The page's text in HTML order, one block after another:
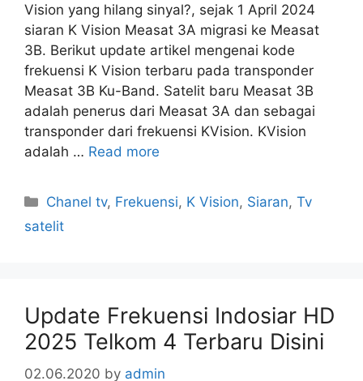
Vision yang hilang sinyal?, sejak 1 April 2024
siaran K Vision Measat 3A migrasi ke Measat
3B. Berikut update artikel mengenai kode
frekuensi K Vision terbaru pada transponder
Measat 3B Ku-Band. Satelit baru Measat 3B
adalah penerus dari Measat 3A dan sebagai
transponder dari frekuensi KVision. KVision
adalah … Read more
Categories
Chanel tv, Frekuensi, K Vision, Siaran,Tv
satelit
Update Frekuensi Indosiar HD
2025 Telkom 4 Terbaru Disini
02.06.2020 by admin